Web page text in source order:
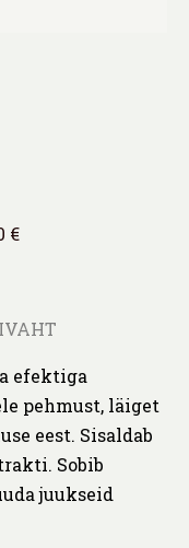
€
efektiga
pehmust, läiget
eest. Sisaldab
Sobib
juukseid